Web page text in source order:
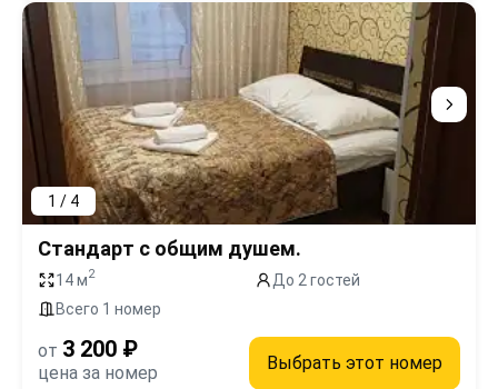
1 / 4
Стандарт с общим душем.
14 м2
До 2 гостей
Всего 1 номер
от 3 200 ₽
цена за номер Выбрать этот номер